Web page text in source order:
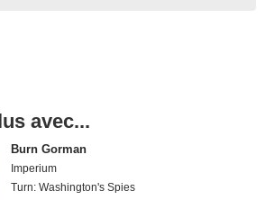
avec...
Burn Gorman
Imperium
Turn: Washington's Spies